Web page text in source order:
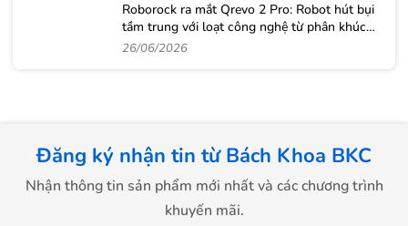
Roborock ra mắt Qrevo 2 Pro: Robot hút bụi
tầm trung với loạt công nghệ từ phân khúc
cao cấp
26/06/2026
Đăng ký nhận tin từ Bách Khoa BKC
Nhận thông tin sản phẩm mới nhất và các chương trình
khuyến mãi.